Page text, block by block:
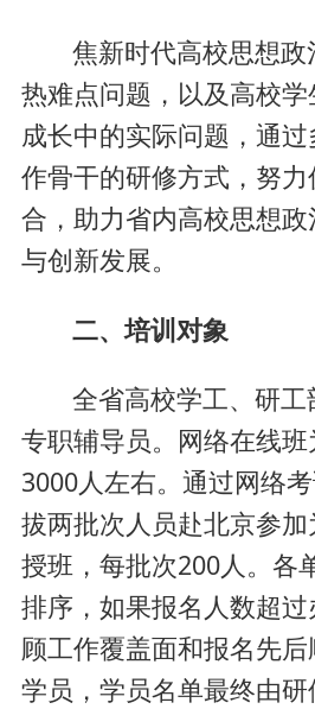
焦新时代高校思想
热难点问题，以及高校
成长中的实际问题，通
作骨干的研修方式，努
合，助力省内高校思想
与创新发展。
二、培训对象
全省高校学工、研工
专职辅导员。网络在线
3000人左右。通过网络
拔两批次人员赴北京参
授班，每批次200人。各
排序，如果报名人数超
顾工作覆盖面和报名先
学员，学员名单最终由